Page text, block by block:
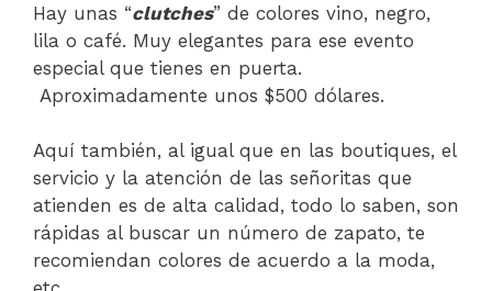
Hay unas “clutches” de colores vino, negro,
lila o café. Muy elegantes para ese evento
especial que tienes en puerta.
Aproximadamente unos $500 dólares.
Aquí también, al igual que en las boutiques, el
servicio y la atención de las señoritas que
atienden es de alta calidad, todo lo saben, son
rápidas al buscar un número de zapato, te
recomiendan colores de acuerdo a la moda,